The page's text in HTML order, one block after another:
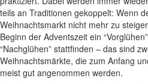
teils an Traditionen gekoppelt: Wenn
Weihnachtsmarkt nicht mehr zu
Beginn der Adventszeit ein
“Nachglühen” stattfinden – das sind
Weihnachtsmärkte, die zum Anfang
meist gut angenommen werden.